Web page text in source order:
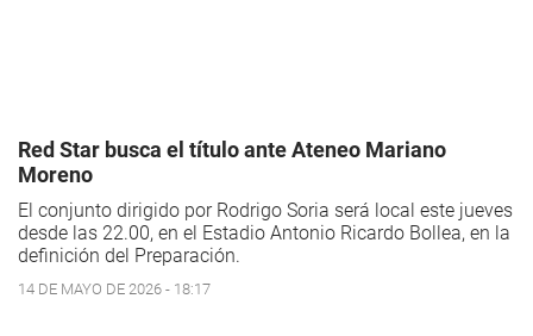
Red Star busca el título ante Ateneo Mariano
Moreno
El conjunto dirigido por Rodrigo Soria será local este jueves
desde las 22.00, en el Estadio Antonio Ricardo Bollea, en la
definición del Preparación.
14 DE MAYO DE 2026 - 18:17